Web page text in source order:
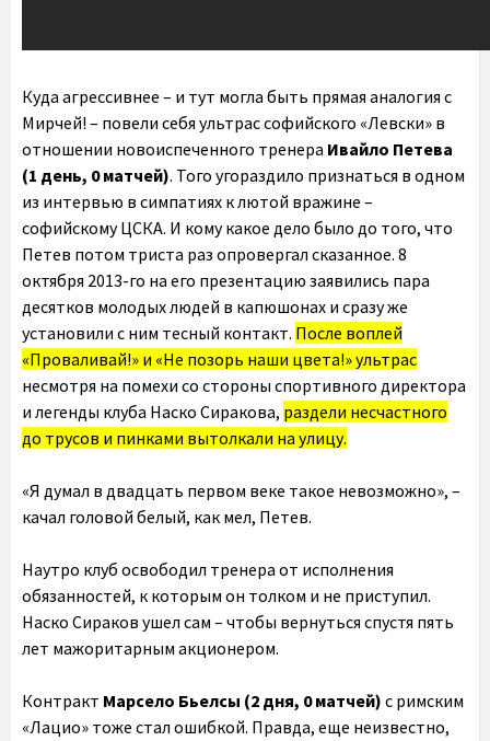
Куда агрессивнее – и тут могла быть прямая аналогия с
Мирчей! – повели себя ультрас софийского «Левски» в
отношении новоиспеченного тренера Ивайло Петева
(1 день, 0 матчей). Того угораздило признаться в одном
из интервью в симпатиях к лютой вражине –
софийскому ЦСКА. И кому какое дело было до того, что
Петев потом триста раз опровергал сказанное. 8
октября 2013-го на его презентацию заявились пара
десятков молодых людей в капюшонах и сразу же
установили с ним тесный контакт. После воплей
«Проваливай!» и «Не позорь наши цвета!» ультрас
несмотря на помехи со стороны спортивного директора
и легенды клуба Наско Сиракова, раздели несчастного
до трусов и пинками вытолкали на улицу.
«Я думал в двадцать первом веке такое невозможно», –
качал головой белый, как мел, Петев.
Наутро клуб освободил тренера от исполнения
обязанностей, к которым он толком и не приступил.
Наско Сираков ушел сам – чтобы вернуться спустя пять
лет мажоритарным акционером.
Контракт Марсело Бьелсы (2 дня, 0 матчей) с римским
«Лацио» тоже стал ошибкой. Правда, еще неизвестно,